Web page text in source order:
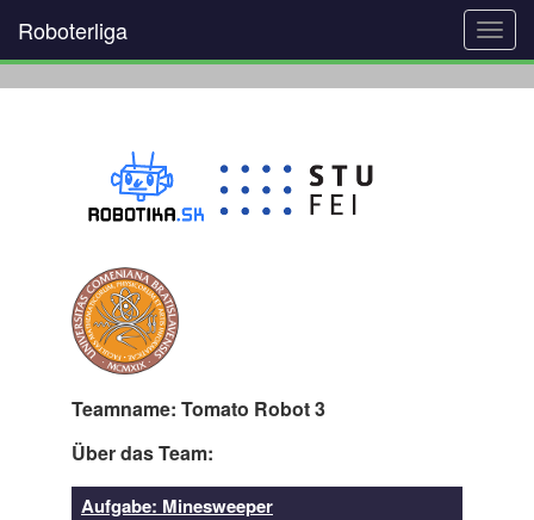
Roboterliga
Teamname: Tomato Robot 3
Über das Team:
Aufgabe: Minesweeper